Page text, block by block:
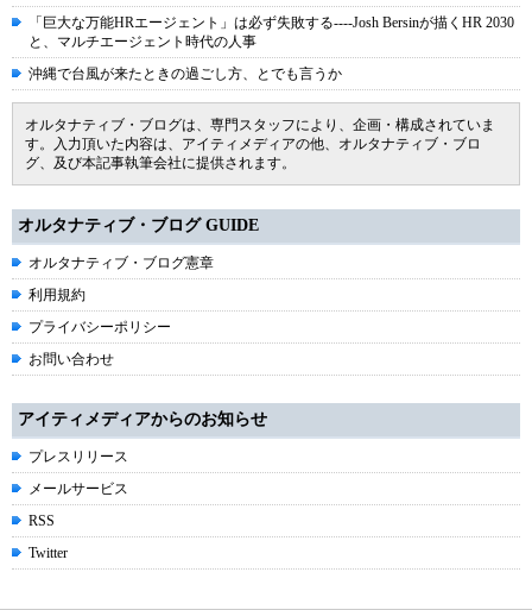
「巨大な万能HRエージェント」は必ず失敗する----Josh Bersinが描くHR 2030
と、マルチエージェント時代の人事
沖縄で台風が来たときの過ごし方、とでも言うか
オルタナティブ・ブログは、専門スタッフにより、企画・構成されていま
す。入力頂いた内容は、アイティメディアの他、オルタナティブ・ブロ
グ、及び本記事執筆会社に提供されます。
オルタナティブ・ブログ GUIDE
オルタナティブ・ブログ憲章
利用規約
プライバシーポリシー
お問い合わせ
アイティメディアからのお知らせ
プレスリリース
メールサービス
RSS
Twitter